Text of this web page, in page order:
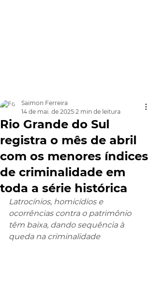
Rio Grande do Sul
registra o mês de abril
com os menores índices
de criminalidade em
toda a série histórica
Saimon Ferreira
14 de mai. de 2025 2 min de leitura
Latrocínios, homicídios e
ocorrências contra o patrimônio
têm baixa, dando sequência à
queda na criminalidade